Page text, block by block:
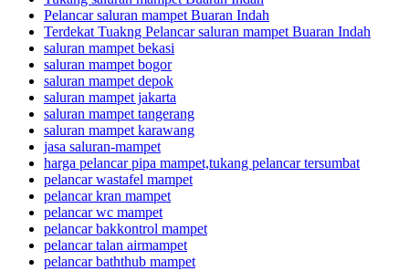
Pelancar saluran mampet Buaran Indah
Terdekat Tuakng Pelancar saluran mampet Buaran Indah
saluran mampet bekasi
saluran mampet bogor
saluran mampet depok
saluran mampet jakarta
saluran mampet tangerang
saluran mampet karawang
jasa saluran-mampet
harga pelancar pipa mampet,tukang pelancar tersumbat
pelancar wastafel mampet
pelancar kran mampet
pelancar wc mampet
pelancar bakkontrol mampet
pelancar talan airmampet
pelancar baththub mampet